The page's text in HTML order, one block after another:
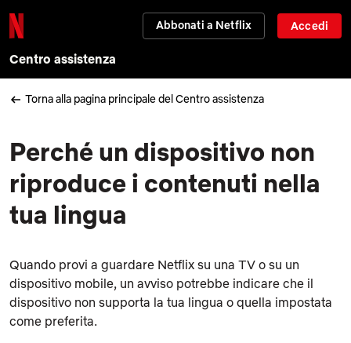
Abbonati a Netflix Accedi
Centro assistenza
Torna alla pagina principale del Centro assistenza
Perché un dispositivo non
riproduce i contenuti nella
tua lingua
Quando provi a guardare Netflix su una TV o su un
dispositivo mobile, un avviso potrebbe indicare che il
dispositivo non supporta la tua lingua o quella impostata
come preferita.